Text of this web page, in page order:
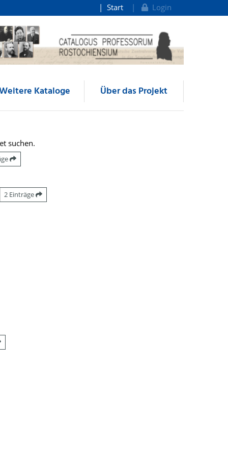
Start Login
Kataloge Über das Projekt
suchen.
2 Einträge